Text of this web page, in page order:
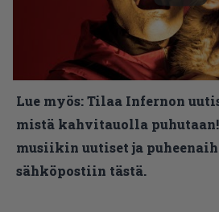
Lue myös:Tilaa Infernon
mistä kahvitauolla
musiikin uutiset ja
sähköpostiin tästä.